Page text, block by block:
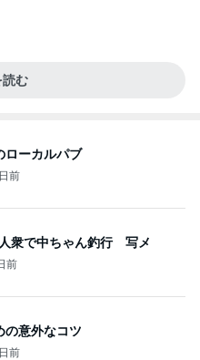
読む
ローカルパブ
前
郁隊4人衆で中ちゃん釣行 写メ
前
の意外なコツ
前